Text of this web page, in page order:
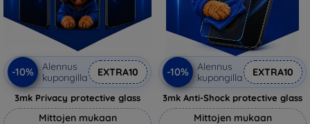
-10%
Alennus
kupongilla
EXTRA10
3mk Privacy protective glass
Mittojen mukaan
-10%
Alennus
kupongilla
EXTRA10
3mk Anti-Shock protective glass
Mittojen mukaan